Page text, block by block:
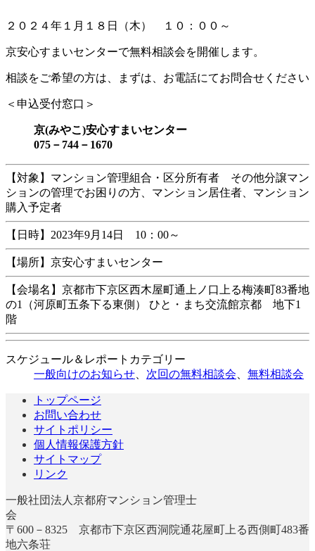
２０２４年１月１８日（木） １０：００～
京安心すまいセンターで無料相談会を開催します。
相談をご希望の方は、まずは、お電話にてお問合せください
＜申込受付窓口＞
京(みやこ)安心すまいセンター
075－744－1670
【対象】マンション管理組合・区分所有者 その他分譲マン
ションの管理でお困りの方、マンション居住者、マンション
購入予定者
【日時】2023年9月14日 10：00～
【場所】京安心すまいセンター
【会場名】京都市下京区西木屋町通上ノ口上る梅湊町83番地
の1（河原町五条下る東側） ひと・まち交流館京都 地下1
階
スケジュール＆レポートカテゴリー
一般向けのお知らせ
次回の無料相談会 無料相談会
トップページ
お問い合わせ
サイトポリシー
個人情報保護方針
サイトマップ
リンク
一般社団法人京都府マンション管理士
〒600－8325 京都市下京区西洞院通花屋町上る西側町483番
地六条荘